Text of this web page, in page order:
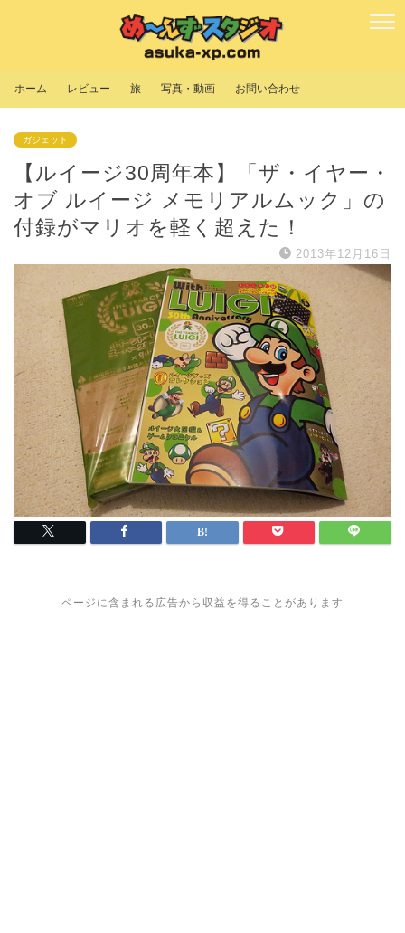
ホーム レビュー 旅 写真・動画 お問い合わせ
ガジェット
【ルイージ30周年本】「ザ・イヤー・
オブ ルイージ メモリアルムック」の
付録がマリオを軽く超えた！
2013年12月16日
ページに含まれる広告から収益を得ることがあります